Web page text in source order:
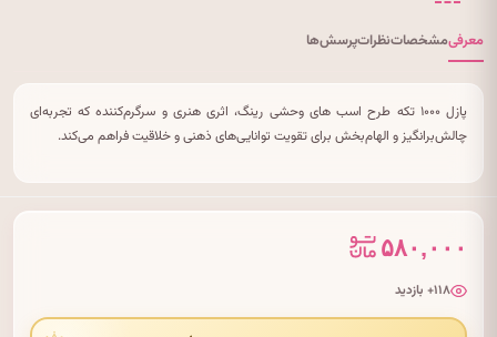
معرفیمشخصاتنظراتپرسش‌ها
پازل ۱۰۰۰ تکه طرح اسب های وحشی رینگ، اثری هنری و سرگرم‌کننده که تجربه‌ای
چالش‌برانگیز و الهام‌بخش برای تقویت توانایی‌های ذهنی و خلاقیت فراهم می‌کند.
۵۸۰,۰۰۰
۱۱۸+ بازدید